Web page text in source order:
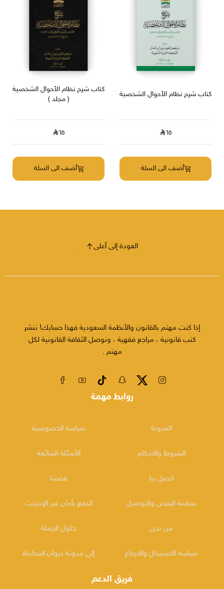
كتاب شرح نظام الأحوال الشخصية
٦٥
أضف الى السلة
كتاب شرح نظام الأحوال الشخصية
( مجلد )
٦٥
أضف الى السلة
العودة إلى أعلى
إذا كنت مهتم بالقانون والأنظمة السعودية فهذا حسابك! ننشر
كتب قانونية ، مراجع فقهية ، ونوصل الثقافة القانونية لكل
مهتم .
روابط مهمة
المدونة
الشروط والاحكام
اتصل بنا
سياسة الشحن والتوصيل
من نحن
سياسة الاستبدال والارجاع
سياسة الخصوصية
الأسئلة الشائعة
قصتنا
الدفع بأمان عبر الإنترنت
حلول الجملة
إلى مدونة ديوان المحاماة
فريق الدعم